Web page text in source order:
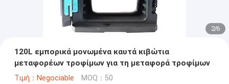
2/6
120L εμπορικά μονωμένα καυτά κιβώτια
μεταφορέων τροφίμων για τη μεταφορά τροφίμων
Τιμή：Negociable MOQ：50